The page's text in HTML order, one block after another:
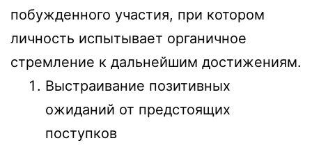
побужденного участия, при котором
личность испытывает органичное
стремление к дальнейшим достижениям.
Выстраивание позитивных
ожиданий от предстоящих
поступков